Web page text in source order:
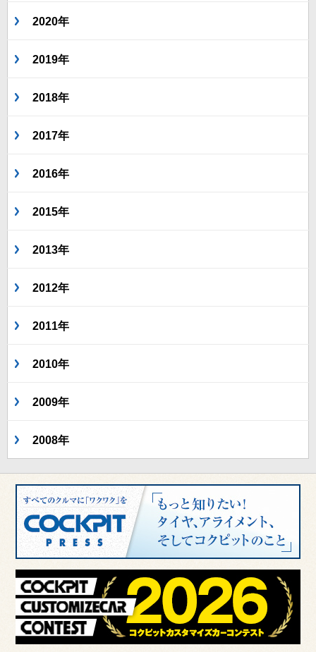
2020年
2019年
2018年
2017年
2016年
2015年
2013年
2012年
2011年
2010年
2009年
2008年